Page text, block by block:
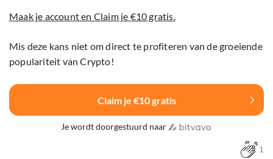
Maak je account en Claim je €10 gratis.
Mis deze kans niet om direct te profiteren van de groeiende
populariteit van Crypto!
Claim je €10 gratis
Je wordt doorgestuurd naar
1